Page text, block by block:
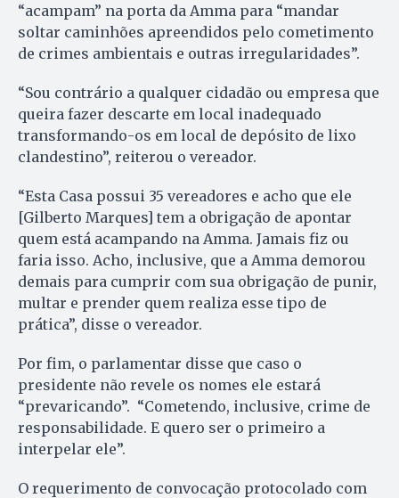
“acampam” na porta da Amma para “mandar
soltar caminhões apreendidos pelo cometimento
de crimes ambientais e outras irregularidades”.
“Sou contrário a qualquer cidadão ou empresa que
queira fazer descarte em local inadequado
transformando-os em local de depósito de lixo
clandestino”, reiterou o vereador.
“Esta Casa possui 35 vereadores e acho que ele
[Gilberto Marques] tem a obrigação de apontar
quem está acampando na Amma. Jamais fiz ou
faria isso. Acho, inclusive, que a Amma demorou
demais para cumprir com sua obrigação de punir,
multar e prender quem realiza esse tipo de
prática”, disse o vereador.
Por fim, o parlamentar disse que caso o
presidente não revele os nomes ele estará
“prevaricando”. “Cometendo, inclusive, crime de
responsabilidade. E quero ser o primeiro a
interpelar ele”.
O requerimento de convocação protocolado com